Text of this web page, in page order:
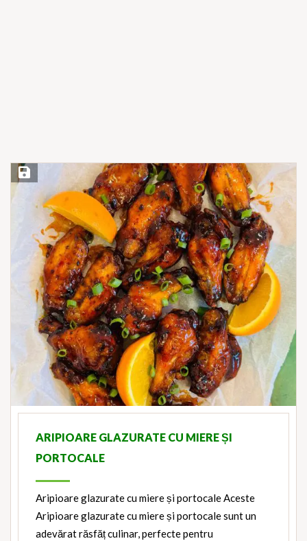
Save Recipe
ARIPIOARE GLAZURATE CU MIERE ȘI
PORTOCALE
Aripioare glazurate cu miere și portocale Aceste
Aripioare glazurate cu miere și portocale sunt un
adevărat răsfăț culinar, perfecte pentru